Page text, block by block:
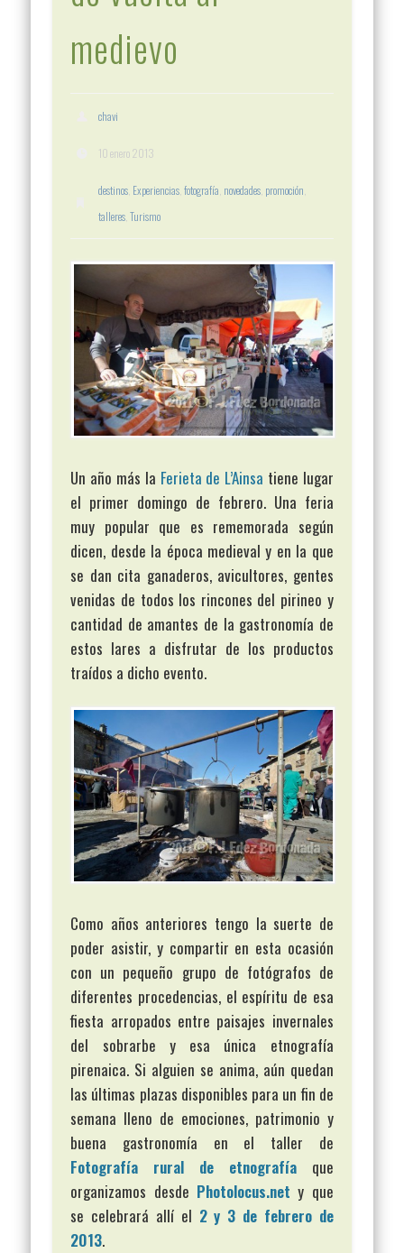
medievo
chavi
10 enero 2013
destinos Experiencias ,fotografía novedades promoción
talleres ,Turismo
Un año más la Ferieta de L’Ainsa tiene lugar
el primer domingo de febrero. Una feria
muy popular que es rememorada según
dicen, desde la época medieval y en la que
se dan cita ganaderos, avicultores, gentes
venidas de todos los rincones del pirineo y
cantidad de amantes de la gastronomía de
estos lares a disfrutar de los productos
traídos a dicho evento.
Como años anteriores tengo la suerte de
poder asistir, y compartir en esta ocasión
con un pequeño grupo de fotógrafos de
diferentes procedencias, el espíritu de esa
fiesta arropados entre paisajes invernales
del sobrarbe y esa única etnografía
pirenaica. Si alguien se anima, aún quedan
las últimas plazas disponibles para un fin de
semana lleno de emociones, patrimonio y
buena gastronomía en el taller de
Fotografía rural de etnografíaque
organizamos desde Photolocus.net y que
se celebrará allí el 2 y 3 de febrero de
2013.